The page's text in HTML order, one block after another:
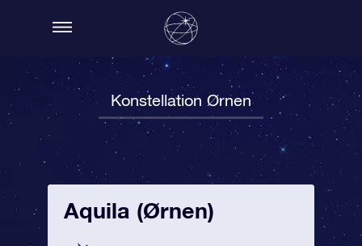
Konstellation Ørnen
Aquila (Ørnen)